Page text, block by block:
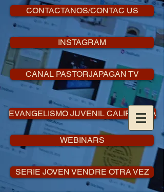
CONTACTANOS/CONTAC US
INSTAGRAM
CANAL PASTORJAPAGAN TV
EVANGELISMO JUVENIL CALIFORNIA
WEBINARS
SERIE JOVEN VENDRE OTRA VEZ